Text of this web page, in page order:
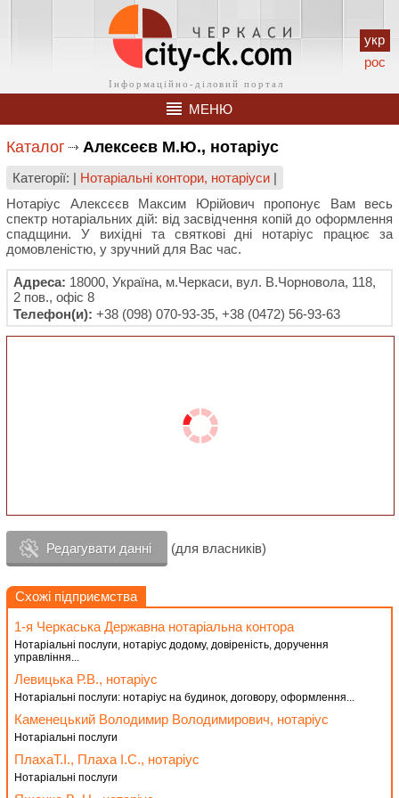
укр
рос
МЕНЮ
Каталог Алексеєв М.Ю., нотаріус
Категорії: | Нотаріальні контори, нотаріуси |
Нотаріус Алексєєв Максим Юрійович пропонує Вам весь
спектр нотаріальних дій: від засвідчення копій до оформлення
спадщини. У вихідні та святкові дні нотаріус працює за
домовленістю, у зручний для Вас час.
Адреса: 18000, Україна, м.Черкаси, вул. В.Чорновола, 118,
2 пов., офіс 8
Телефон(и): +38 (098) 070-93-35, +38 (0472) 56-93-63
Редагувати данні (для власників)
Схожі підприємства
1-я Черкаська Державна нотаріальна контора
Нотаріальні послуги, нотаріус додому, довіреність, доручення
управління...
Левицька Р.В., нотаріус
Нотаріальні послуги: нотаріус на будинок, договору, оформлення...
Каменецький Володимир Володимирович, нотаріус
Нотаріальні послуги
ПлахаТ.І., Плаха І.С., нотаріус
Нотаріальні послуги